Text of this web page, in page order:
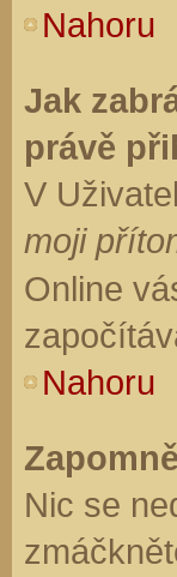
Nahoru
Jak
právě
V
moji
Online
Nahoru
Nic se